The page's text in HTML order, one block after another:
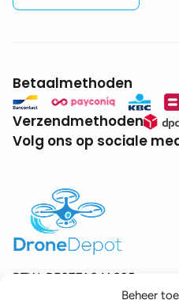
Beheer
Betaalmethoden
Verzendmethoden
Volg ons op sociale
BTW: BE0771.941.935